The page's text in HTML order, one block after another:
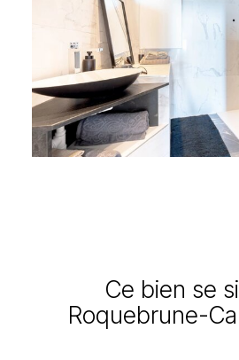
Ce bien se
Roquebrune-